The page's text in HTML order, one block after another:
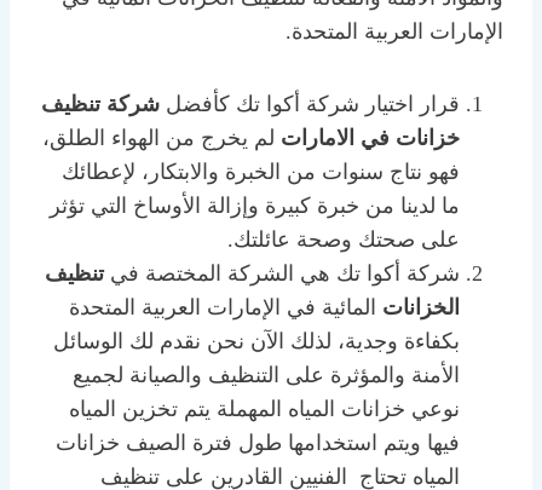
الإمارات العربية المتحدة.
قرار اختيار شركة أكوا تك كأفضل شركة تنظيف
خزانات في الامارات لم يخرج من الهواء الطلق،
فهو نتاج سنوات من الخبرة والابتكار، لإعطائك
ما لدينا من خبرة كبيرة وإزالة الأوساخ التي تؤثر
على صحتك وصحة عائلتك.
شركة أكوا تك هي الشركة المختصة فيتنظيف
الخزانات المائية في الإمارات العربية المتحدة
بكفاءة وجدية، لذلك الآن نحن نقدم لك الوسائل
الأمنة والمؤثرة على التنظيف والصيانة لجميع
نوعي خزانات المياه المهملة يتم تخزين المياه
فيها ويتم استخدامها طول فترة الصيف خزانات
المياه تحتاج الفنيين القادرين على تنظيف